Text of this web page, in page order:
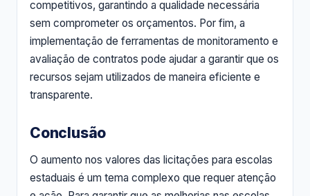
competitivos, garantindo a qualidade necessária
sem comprometer os orçamentos. Por fim, a
implementação de ferramentas de monitoramento e
avaliação de contratos pode ajudar a garantir que os
recursos sejam utilizados de maneira eficiente e
transparente.
Conclusão
O aumento nos valores das licitações para escolas
estaduais é um tema complexo que requer atenção